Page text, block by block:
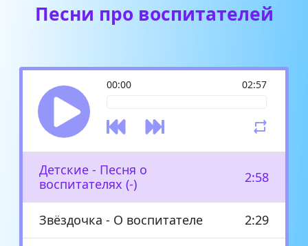
Песни про воспитателей
00:00 02:57
Детские - Песня о
воспитателях (-)
2:58
Звёздочка - О воспитателе 2:29